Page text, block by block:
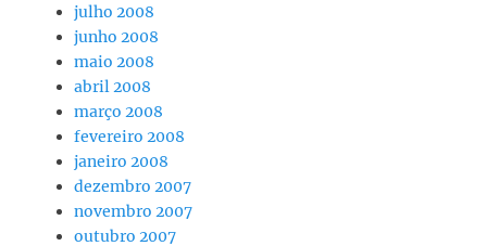
julho 2008
junho 2008
maio 2008
abril 2008
março 2008
fevereiro 2008
janeiro 2008
dezembro 2007
novembro 2007
outubro 2007